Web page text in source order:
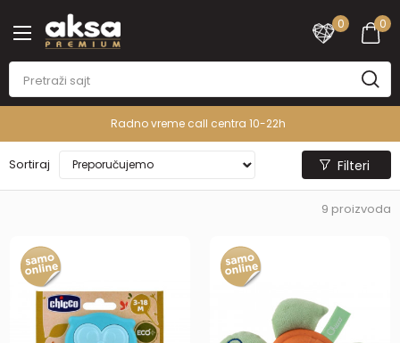
0
0
Radno vreme call centra 10-22h
Sortiraj Filteri
9 proizvoda